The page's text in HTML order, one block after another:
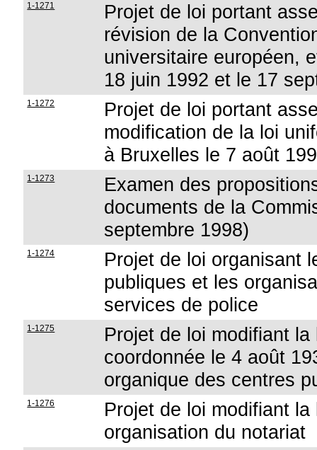
1-1271
Projet de loi portant
révision de la
universitaire européen,
18 juin 1992 et le 17
1-1272
Projet de loi portant
modification de la loi
à Bruxelles le 7 août
1-1273
Examen des
documents de la
septembre 1998)
1-1274
Projet de loi organisant
publiques et les
services de police
1-1275
Projet de loi modifiant
coordonnée le 4 août
organique des centres
1-1276
Projet de loi modifiant
organisation du notariat